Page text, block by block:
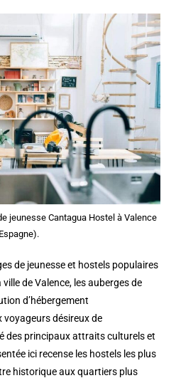
jeunesse Cantagua Hostel à Valence
de jeunesse et hostels populaires
de Valence, les auberges de
d’hébergement
désireux de
des principaux attraits culturels et
ici recense les hostels les plus
historique aux quartiers plus